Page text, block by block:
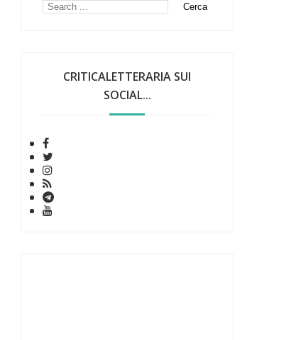
CRITICALETTERARIA SUI
SOCIAL...